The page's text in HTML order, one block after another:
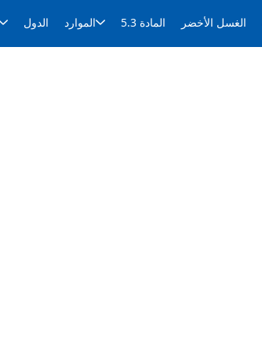
الدول الموارد المادة 5.3 الغسل الأخضر